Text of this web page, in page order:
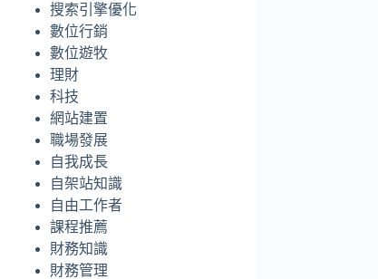
搜索引擎優化
數位行銷
數位遊牧
理財
科技
網站建置
職場發展
自我成長
自架站知識
自由工作者
課程推薦
財務知識
財務管理